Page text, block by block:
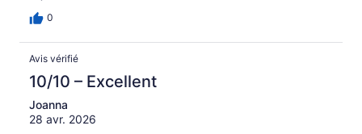
0
Avis vérifié
10/10 – Excellent
Joanna
28 avr. 2026